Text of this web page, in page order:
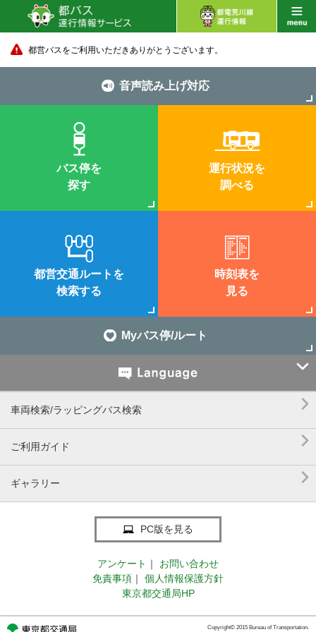
都営バスをご利用いただきありがとうございます。
音声読み上げ対応
バス停を
探す
運行状況を
調べる
都営交通ルートを
検索する
時刻表を
見る
Myバス停/ルート

車両検索/ラッピングバス検索 
ご利用ガイド 
ギャラリー 
PC版を見る
アンケート ｜
お問い合わせ
免責事項 ｜
個人情報保護方針
東京都交通局HP
Copyright© 2015 Bureau of Transportation.